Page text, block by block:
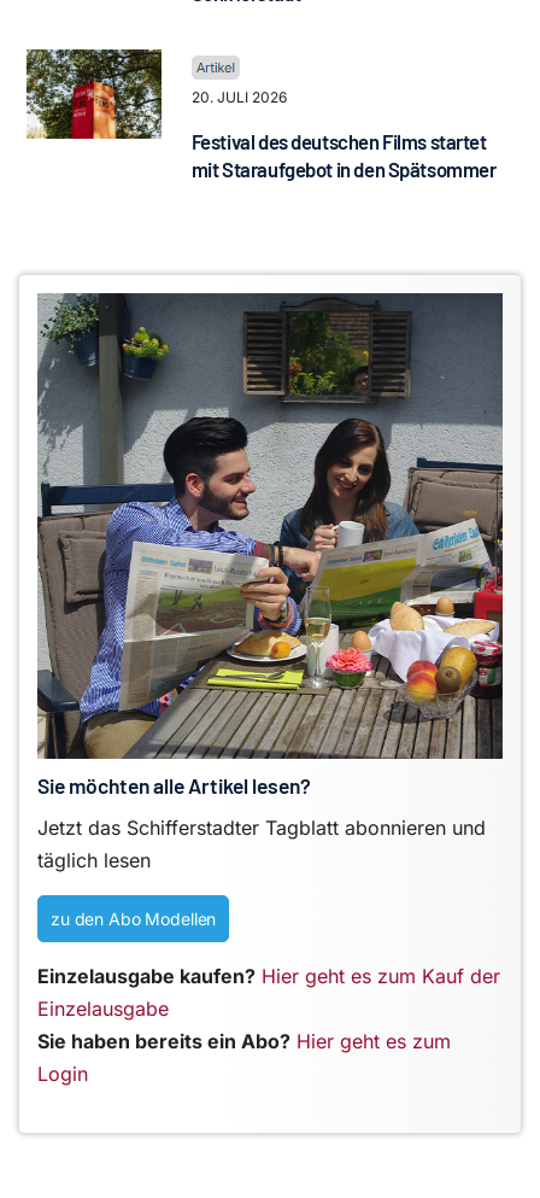
20. JULI 2026
Festival des deutschen Films startet
mit Staraufgebot in den Spätsommer
Sie möchten alle Artikel lesen?
Jetzt das Schifferstadter Tagblatt abonnieren und
täglich lesen
zu den Abo Modellen
Einzelausgabe kaufen? Hier geht es zum Kauf der
Einzelausgabe
Sie haben bereits ein Abo? Hier geht es zum
Login